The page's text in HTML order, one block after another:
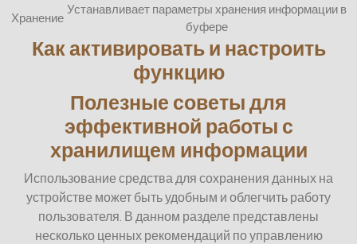
Хранение
Устанавливает параметры хранения информации в
буфере
Как активировать и настроить
функцию
Полезные советы для
эффективной работы с
хранилищем информации
Использование средства для сохранения данных на
устройстве может быть удобным и облегчить работу
пользователя. В данном разделе представлены
несколько ценных рекомендаций по управлению